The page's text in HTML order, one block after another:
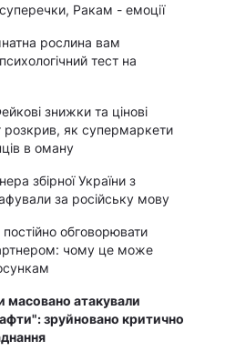
Ракам - емоції
рослина вам
тест на
знижки та цінові
розкрив, як супермаркети
в оману
збірної України з
за російську мову
обговорювати
чому це може
масовано атакували
зруйновано критично